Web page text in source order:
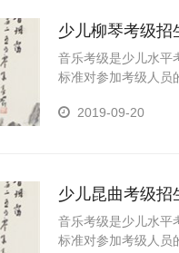
少儿柳琴考级招
音乐考级是少儿水平
标准对参加考级人员
陶冶情操、树立自信
2019-09-20
少儿昆曲考级招
音乐考级是少儿水平
标准对参加考级人员